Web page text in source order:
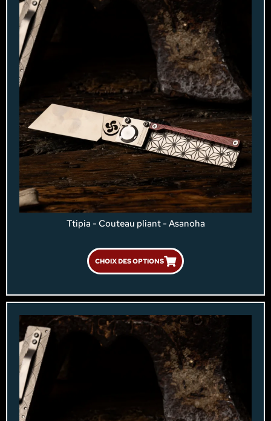
Ttipia - Couteau pliant - Asanoha
CHOIX DES OPTIONS